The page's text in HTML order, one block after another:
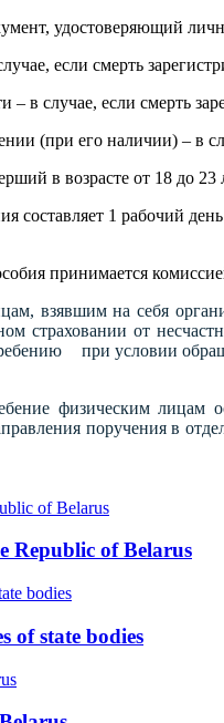
удостоверяющий
если смерть
в случае, если смерть
(при его наличии) – в
в возрасте от 18 до
составляет 1 рабочий
принимается
взявшим на себя
страховании
при условии
физическим
поручения в
Republic of Belarus
of state bodies